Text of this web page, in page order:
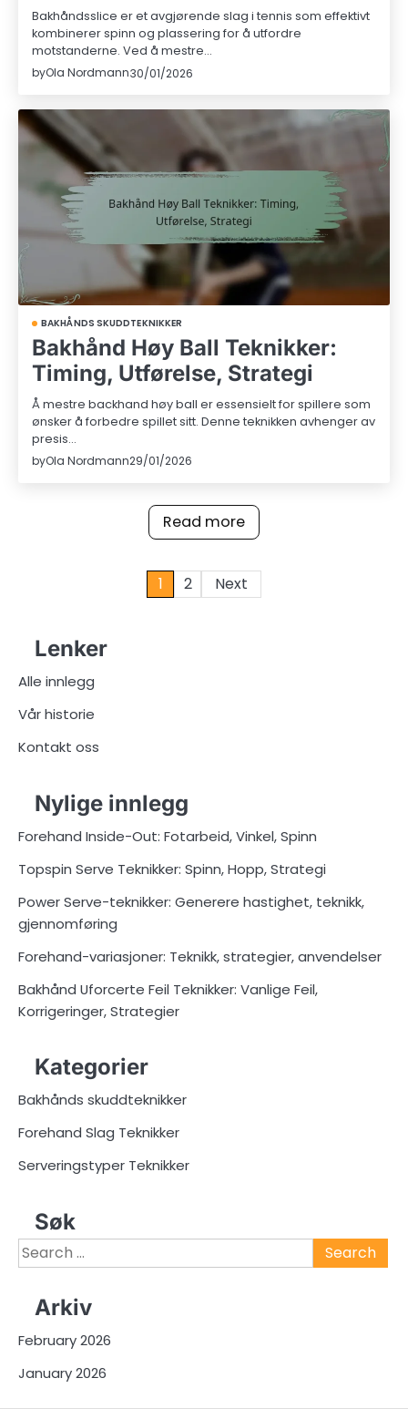
Bakhåndsslice er et avgjørende slag i tennis som effektivt
kombinerer spinn og plassering for å utfordre
motstanderne. Ved å mestre…
byOla Nordmann30/01/2026
BAKHÅNDS SKUDDTEKNIKKER
Bakhånd Høy Ball Teknikker:
Timing, Utførelse, Strategi
Å mestre backhand høy ball er essensielt for spillere som
ønsker å forbedre spillet sitt. Denne teknikken avhenger av
presis…
byOla Nordmann29/01/2026
Read more
1 2 Next
Lenker
Alle innlegg
Vår historie
Kontakt oss
Nylige innlegg
Forehand Inside-Out: Fotarbeid, Vinkel, Spinn
Topspin Serve Teknikker: Spinn, Hopp, Strategi
Power Serve-teknikker: Generere hastighet, teknikk,
gjennomføring
Forehand-variasjoner: Teknikk, strategier, anvendelser
Bakhånd Uforcerte Feil Teknikker: Vanlige Feil,
Korrigeringer, Strategier
Kategorier
Bakhånds skuddteknikker
Forehand Slag Teknikker
Serveringstyper Teknikker
Søk
Search
for:
Arkiv
February 2026
January 2026